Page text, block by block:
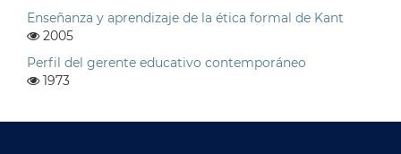
Enseñanza y aprendizaje de la ética formal de Kant
2005
Perfil del gerente educativo contemporáneo
1973